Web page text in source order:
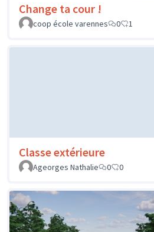
Change ta cour !
coop école varennes
0 1
Classe extérieure
Ageorges Nathalie
0 0